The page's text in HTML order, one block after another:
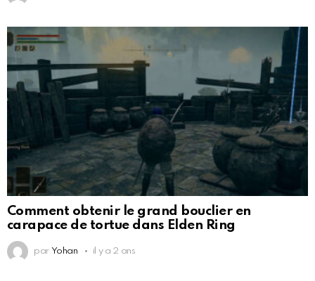
Comment obtenir le grand bouclier en
carapace de tortue dans Elden Ring
par Yohan il y a 2 ans